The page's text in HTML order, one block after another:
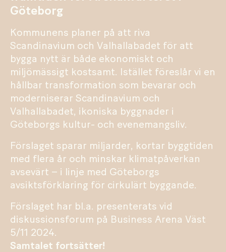
Göteborg
Kommunens planer på att riva
Scandinavium och Valhallabadet för att
bygga nytt är både ekonomiskt och
miljömässigt kostsamt. Istället föreslår vi en
hållbar transformation som bevarar och
moderniserar Scandinavium och
Valhallabadet, ikoniska byggnader i
Göteborgs kultur- och evenemangsliv.
Förslaget sparar miljarder, kortar byggtiden
med flera år och minskar klimatpåverkan
avsevärt – i linje med Göteborgs
avsiktsförklaring för cirkulärt byggande.
Förslaget har bl.a. presenterats vid
diskussionsforum på Business Arena Väst
5/11 2024.
Samtalet fortsätter!